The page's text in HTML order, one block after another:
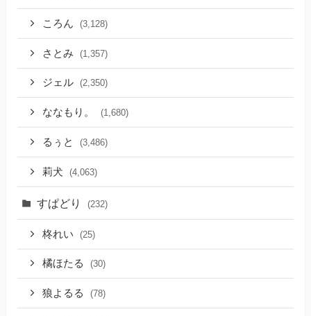
ころん (3,128)
さとみ (1,357)
ジェル (2,350)
ななもり。 (1,680)
るぅと (3,486)
莉犬 (4,063)
すぱどり (232)
柊れい (25)
橘ほたる (30)
狼よるる (78)